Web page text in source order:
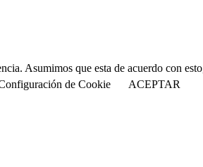
Asumimos que esta de acuerdo con
de Cookie ACEPTAR